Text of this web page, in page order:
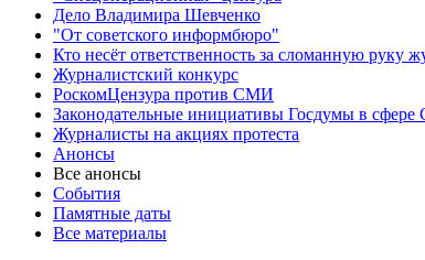
Дело Владимира Шевченко
"От советского информбюро"
Кто несёт ответственность за сломанную руку
Журналистский конкурс
РоскомЦензура против СМИ
Законодательные инициативы Госдумы в
Журналисты на акциях протеста
Анонсы
Все анонсы
События
Памятные даты
Все материалы